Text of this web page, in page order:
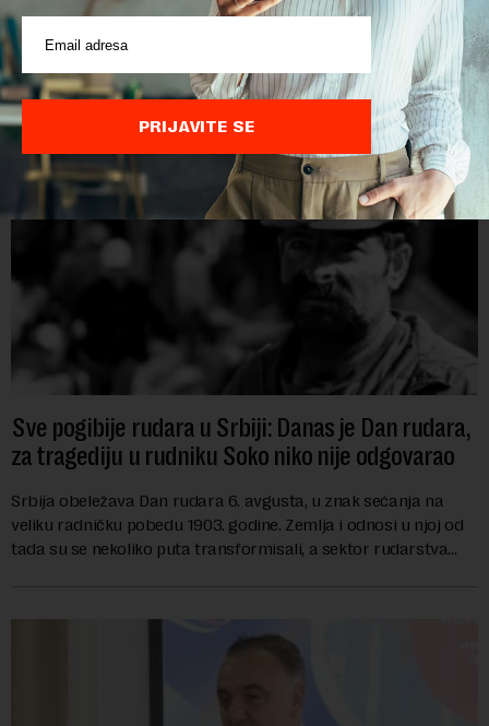
Papua Nova Gvineja jedna je od 141 međunarodne učesnice
koje su do sada potvrdile učešće na specijalizovanoj
međunarodnoj izložbi "Ekspu 2027" Beograd, gde će predstaviti
i kao državu sa najvećom jezičkom ra...
Sve pogibije rudara u Srbiji: Danas je Dan rudara,
za tragediju u rudniku Soko niko nije odgovarao
Srbija obeležava Dan rudara 6. avgusta, u znak sećanja na
veliku radničku pobedu 1903. godine. Zemlja i odnosi u njoj od
tada su se nekoliko puta transformisali, a sektor rudarstva
PRIJAVITE SE